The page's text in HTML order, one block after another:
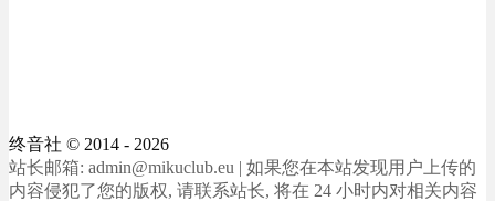
终音社 © 2014 - 2026
站长邮箱: admin@mikuclub.eu | 如果您在本站发现用户上传的
内容侵犯了您的版权, 请联系站长, 将在 24 小时内对相关内容